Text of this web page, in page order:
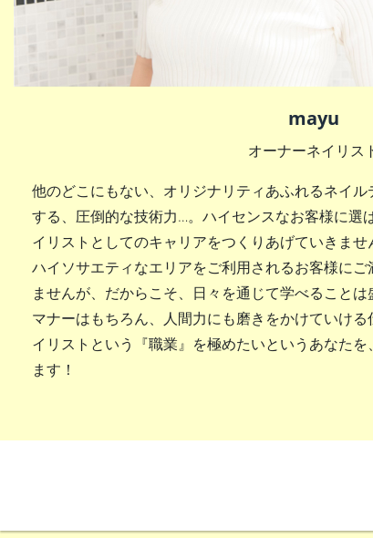
mayu
オーナーネイリス
他のどこにもない、オリジナリティあふれるネイ
する、圧倒的な技術力…。ハイセンスなお客様に選
イリストとしてのキャリアをつくりあげていきま
ハイソサエティなエリアをご利用されるお客様に
ませんが、だからこそ、日々を通じて学べること
マナーはもちろん、人間力にも磨きをかけていけ
イリストという『職業』を極めたいというあなた
ます！